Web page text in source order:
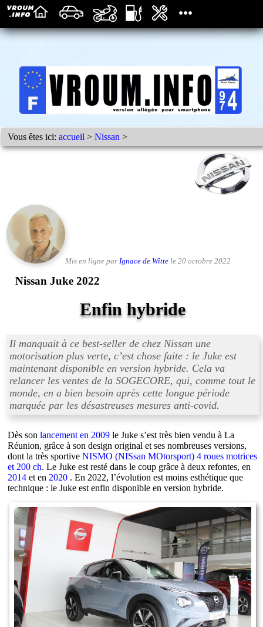
Vous êtes ici:accueil >Nissan >
Mis en ligne par Ignace de Witte le 20 octobre 2022
Nissan Juke 2022
Enfin hybride
Il manquait à ce best-seller de chez Nissan une
motorisation plus verte, c’est chose faite : le Juke est
maintenant disponible en version hybride. Cela va
relancer les ventes de la SOGECORE, qui, comme tout le
monde, en a bien besoin après cette longue période
marquée par les désastreuses mesures anti-covid.
Dès sonlancement en 2009 le Juke s’est très bien vendu à La
Réunion, grâce à son design original et ses nombreuses versions,
dont la très sportiveNISMO (NISsan MOtorsport) 4 roues motrices
et 200 ch. Le Juke est resté dans le coup grâce à deux refontes, en
2014et en 2020 . En 2022, l’évolution est moins esthétique que
technique : le Juke est enfin disponible en version hybride.